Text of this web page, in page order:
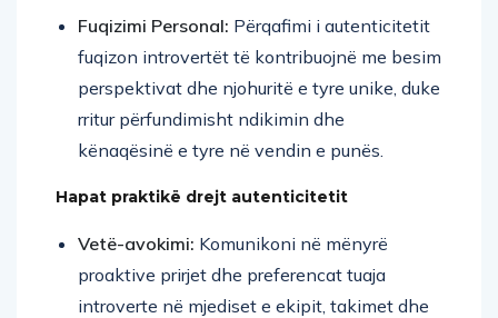
Fuqizimi Personal: Përqafimi i autenticitetit
fuqizon introvertët të kontribuojnë me besim
perspektivat dhe njohuritë e tyre unike, duke
rritur përfundimisht ndikimin dhe
kënaqësinë e tyre në vendin e punës.
Hapat praktikë drejt autenticitetit
Vetë-avokimi: Komunikoni në mënyrë
proaktive prirjet dhe preferencat tuaja
introverte në mjediset e ekipit, takimet dhe